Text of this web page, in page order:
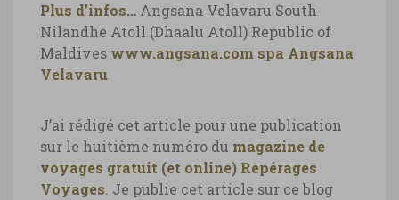
Plus d’infos… Angsana Velavaru South
Nilandhe Atoll (Dhaalu Atoll) Republic of
Maldives www.angsana.com spa Angsana
Velavaru
J’ai rédigé cet article pour une publication
sur le huitième numéro du magazine de
voyages gratuit (et online) Repérages
Voyages . Je publie cet article sur ce blog